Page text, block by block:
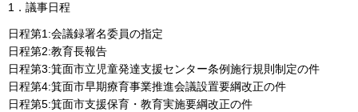
1．議事日程
日程第1:会議録署名委員の指定
日程第2:教育長報告
日程第3:箕面市立児童発達支援センター条例施行規則制定の件
日程第4:箕面市早期療育事業推進会議設置要綱改正の件
日程第5:箕面市支援保育・教育実施要綱改正の件